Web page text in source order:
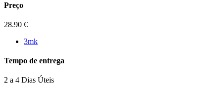
Preço
28.90 €
3mk
Tempo de entrega
2 a 4 Dias Úteis